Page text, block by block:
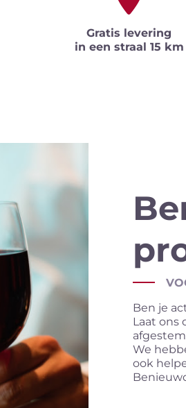
Gratis levering
in een straal 15 km
Ben je
Laat ons
We
ook